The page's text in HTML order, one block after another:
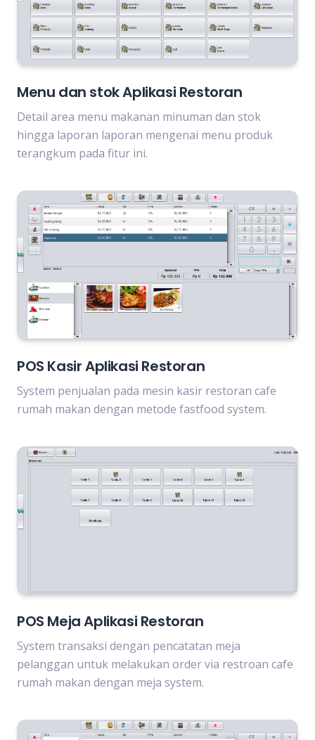
Menu dan stok Aplikasi Restoran
Detail area menu makanan minuman dan stok
hingga laporan laporan mengenai menu produk
terangkum pada fitur ini.
POS Kasir Aplikasi Restoran
System penjualan pada mesin kasir restoran cafe
rumah makan dengan metode fastfood system.
POS Meja Aplikasi Restoran
System transaksi dengan pencatatan meja
pelanggan untuk melakukan order via restroan cafe
rumah makan dengan meja system.